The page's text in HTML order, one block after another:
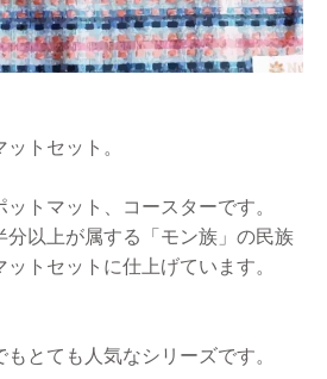
トセット。
トマット、コースターです。
以上が属する「モン族」の民族
トセットに仕上げています。
とても人気なシリーズです。